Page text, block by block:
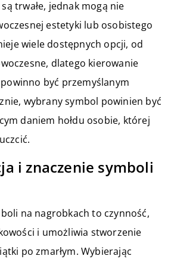
trwałe, jednak mogą nie
estetyki lub osobistego
wiele dostępnych opcji, od
dlatego kierowanie
być przemyślanym
wybrany symbol powinien być
daniem hołdu osobie, której
i znaczenie symboli
na nagrobkach to czynność,
i umożliwia stworzenie
po zmarłym. Wybierając